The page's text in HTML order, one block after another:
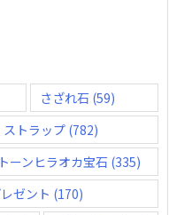
さざれ石 (59)
ストラップ(782)
ーンヒラオカ宝石 (335)
ゼント (170)